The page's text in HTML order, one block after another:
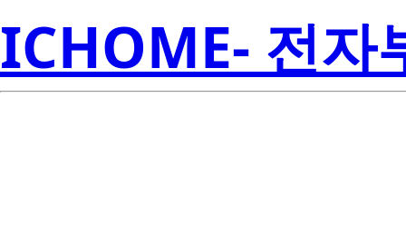
ICHOME- 전자